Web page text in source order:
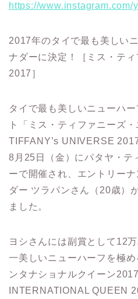
https://www.instagram.com/
2017年のタイで最も美しい
ナダーに決定！［ミス・テ
2017］
タイで最も美しいニューハ
ト「ミス・ティファニーズ
TIFFANY’s UNIVERSE
8月25日（金）にパタヤ・テ
ーで開催され、エントリー
ダー ツラパンさん（20歳）
ました。
ヨシさんには副賞として12
一美しいニューハーフを極
ンタナショナルクイーン
INTERNATIONAL QUEEN